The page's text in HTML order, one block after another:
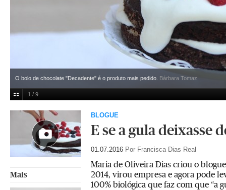
O bolo de chocolate "Decadente" é o produto mais pedido. Bárbara Tomaz
1 / 9
BLOGUE
E se a gula deixasse
01.07.2016 Por Francisca Dias Real
Maria de Oliveira Dias criou o
2014, virou empresa e agora pode
100% biológica que faz com que “a
Mais